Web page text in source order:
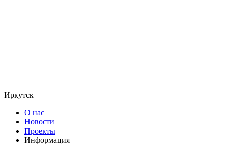
Иркутск
О нас
Новости
Проекты
Информация